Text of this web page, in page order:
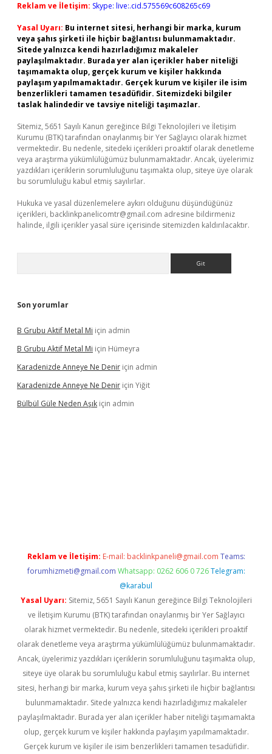
Reklam ve İletişim: Skype: live:.cid.575569c608265c69
Yasal Uyarı: Bu internet sitesi, herhangi bir marka, kurum
veya şahıs şirketi ile hiçbir bağlantısı bulunmamaktadır.
Sitede yalnızca kendi hazırladığımız makaleler
paylaşılmaktadır. Burada yer alan içerikler haber niteliği
taşımamakta olup, gerçek kurum ve kişiler hakkında
paylaşım yapılmamaktadır. Gerçek kurum ve kişiler ile isim
benzerlikleri tamamen tesadüfidir. Sitemizdeki bilgiler
taslak halindedir ve tavsiye niteliği taşımazlar.
Sitemiz, 5651 Sayılı Kanun gereğince Bilgi Teknolojileri ve İletişim
Kurumu (BTK) tarafından onaylanmış bir Yer Sağlayıcı olarak hizmet
vermektedir. Bu nedenle, sitedeki içerikleri proaktif olarak denetleme
veya araştırma yükümlülüğümüz bulunmamaktadır. Ancak, üyelerimiz
yazdıkları içeriklerin sorumluluğunu taşımakta olup, siteye üye olarak
bu sorumluluğu kabul etmiş sayılırlar.
Hukuka ve yasal düzenlemelere aykırı olduğunu düşündüğünüz
içerikleri, backlinkpanelicomtr@gmail.com adresine bildirmeniz
halinde, ilgili içerikler yasal süre içerisinde sitemizden kaldırılacaktır.
Son yorumlar
B Grubu Aktif Metal Mi için admin
B Grubu Aktif Metal Mi için Hümeyra
Karadenizde Anneye Ne Denir için admin
Karadenizde Anneye Ne Denir için Yiğit
Bülbül Güle Neden Aşık için admin
Reklam ve İletişim: E-mail: backlinkpaneli@gmail.com Teams:
forumhizmeti@gmail.com Whatsapp: 0262 606 0 726 Telegram:
@karabul
Yasal Uyarı: Sitemiz, 5651 Sayılı Kanun gereğince Bilgi Teknolojileri
ve İletişim Kurumu (BTK) tarafından onaylanmış bir Yer Sağlayıcı
olarak hizmet vermektedir. Bu nedenle, sitedeki içerikleri proaktif
olarak denetleme veya araştırma yükümlülüğümüz bulunmamaktadır.
Ancak, üyelerimiz yazdıkları içeriklerin sorumluluğunu taşımakta olup,
siteye üye olarak bu sorumluluğu kabul etmiş sayılırlar. Bu internet
sitesi, herhangi bir marka, kurum veya şahıs şirketi ile hiçbir bağlantısı
bulunmamaktadır. Sitede yalnızca kendi hazırladığımız makaleler
paylaşılmaktadır. Burada yer alan içerikler haber niteliği taşımamakta
olup, gerçek kurum ve kişiler hakkında paylaşım yapılmamaktadır.
Gerçek kurum ve kişiler ile isim benzerlikleri tamamen tesadüfidir.